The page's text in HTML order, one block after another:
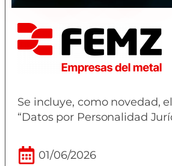
Se incluye, como novedad,
“Datos por Personalidad
01/06/2026